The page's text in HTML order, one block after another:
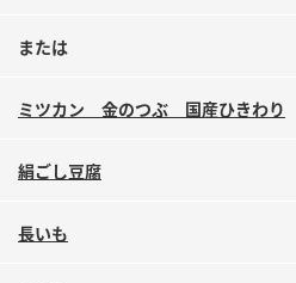
または
ミツカン 金のつぶ 国産ひきわり
絹ごし豆腐
長いも